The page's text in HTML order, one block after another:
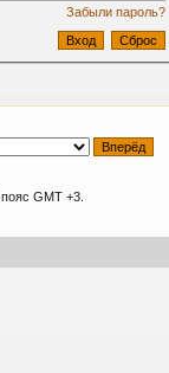
Забыли пароль?
пояс GMT +3.